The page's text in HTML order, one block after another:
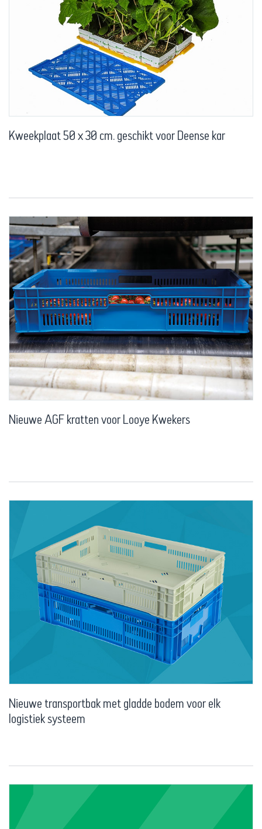
Kweekplaat 50 x 30 cm. geschikt voor Deense kar
Nieuwe AGF kratten voor Looye Kwekers
Nieuwe transportbak met gladde bodem voor elk
logistiek systeem